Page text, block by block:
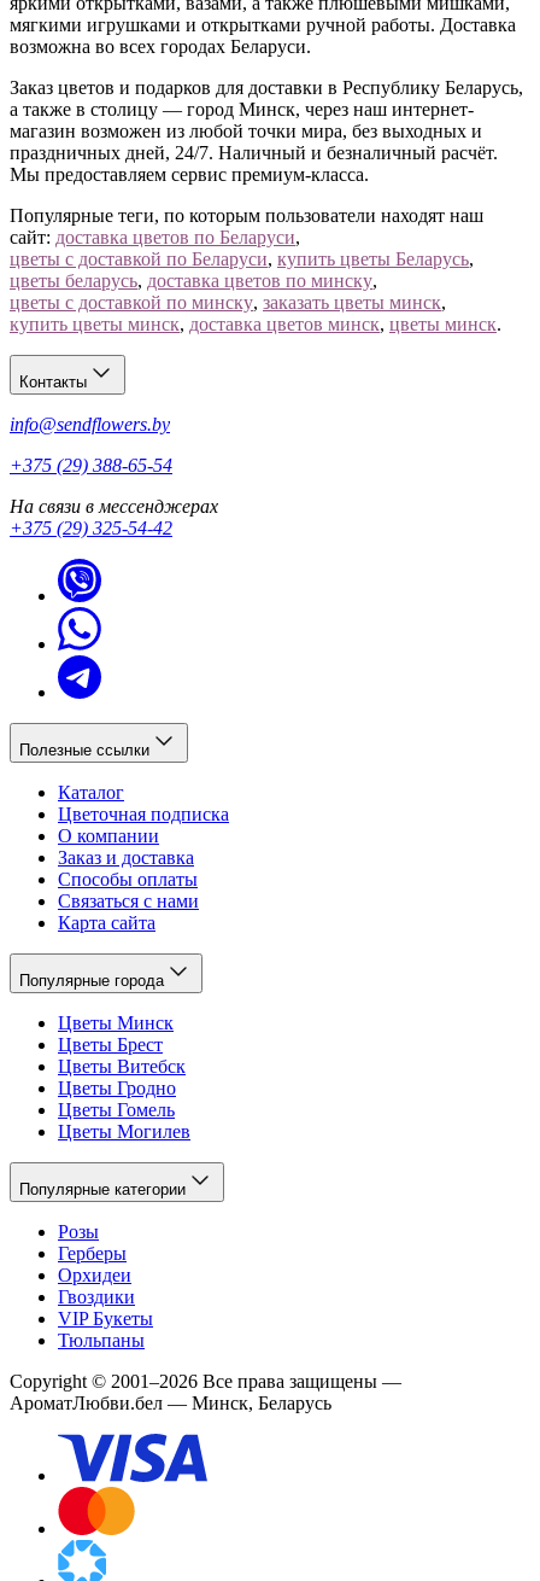
мягкими игрушками и открытками ручной работы. Доставка
возможна во всех городах Беларуси.
Заказ цветов и подарков для доставки в Республику Беларусь,
а также в столицу — город Минск, через наш интернет-
магазин возможен из любой точки мира, без выходных и
праздничных дней, 24/7. Наличный и безналичный расчёт.
Мы предоставляем сервис премиум-класса.
Популярные теги, по которым пользователи находят наш
сайт: доставка цветов по Беларуси,
цветы с доставкой по Беларуси, купить цветы Беларусь,
цветы беларусь, доставка цветов по минску,
цветы с доставкой по минску, заказать цветы минск,
купить цветы минск, доставка цветов минск, цветы минск.
Контакты
info@sendflowers.by
+375 (29) 388-65-54
На связи в мессенджерах
+375 (29) 325-54-42
Полезные ссылки
Каталог
Цветочная подписка
О компании
Заказ и доставка
Способы оплаты
Связаться с нами
Карта сайта
Популярные города
Цветы Минск
Цветы Брест
Цветы Витебск
Цветы Гродно
Цветы Гомель
Цветы Могилев
Популярные категории
Розы
Герберы
Орхидеи
Гвоздики
VIP Букеты
Тюльпаны
Copyright © 2001–2026 Все права защищены —
АроматЛюбви.бел — Минск, Беларусь